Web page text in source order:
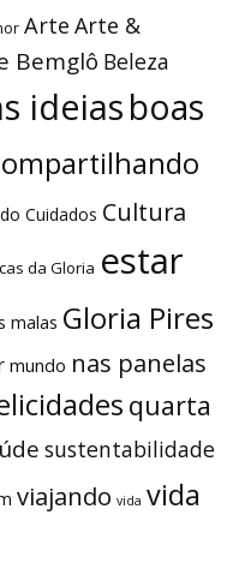
Arte Arte &
Bemglô Beleza
ideiasboas
Cuidados Cultura
da Gloria estar
malas Gloria Pires
mundo nas panelas
quarta
sustentabilidade
viajando vida vida